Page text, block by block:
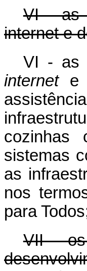
VI - as
internet e
VI - as
internete
cozinhas
sistemas
as
nos
para
VII - os